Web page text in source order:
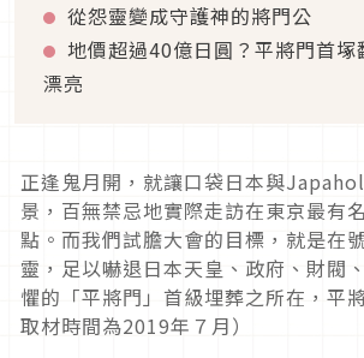
從怨靈變成守護神的將門公
地價超過40億日圓？平將門首塚
漂亮
正逢鬼月開，就讓口袋日本與
景，百無禁忌地實際走訪在東京最有
點。而我們試膽大會的目標，就是在
靈，足以嚇退日本天皇、政府、財閥
懼的「平將門」首級埋葬之所在，平
取材時間為2019年７月）